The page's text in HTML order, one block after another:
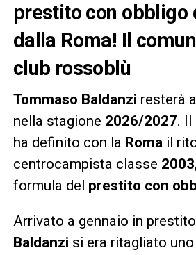
prestito con obbligo
dalla Roma! Il
club rossoblù
Tommaso Baldanzi resterà al
nella stagione 2026/2027. Il
ha definito con la Romail
centrocampista classe 2003
formula del prestito con
Arrivato a gennaio in
Baldanzi si era ritagliato